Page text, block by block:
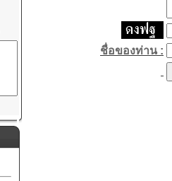
ชื่อของท่าน :